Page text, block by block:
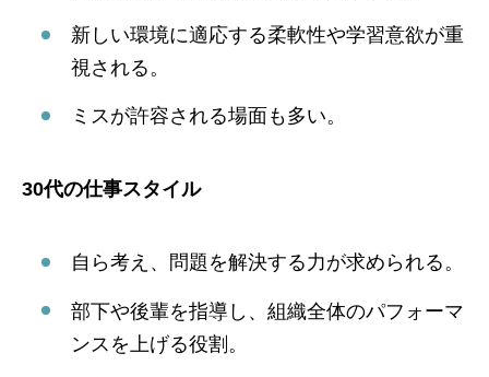
新しい環境に適応する柔軟性や学習意欲が重
視される。
ミスが許容される場面も多い。
30代の仕事スタイル
自ら考え、問題を解決する力が求められる。
部下や後輩を指導し、組織全体のパフォーマ
ンスを上げる役割。